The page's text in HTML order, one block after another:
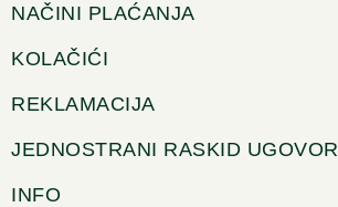
NAČINI PLAĆANJA
KOLAČIĆI
REKLAMACIJA
JEDNOSTRANI RASKID
INFO